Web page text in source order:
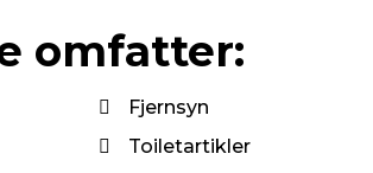
omfatter:
Fjernsyn
Toiletartikler